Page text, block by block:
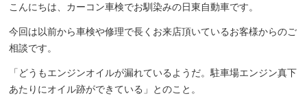
こんにちは、カーコン車検でお馴染みの日東自動車です。
今回は以前から車検や修理で長くお来店頂いているお客様からのご
相談です。
「どうもエンジンオイルが漏れているようだ。駐車場エンジン真下
あたりにオイル跡ができている」とのこと。